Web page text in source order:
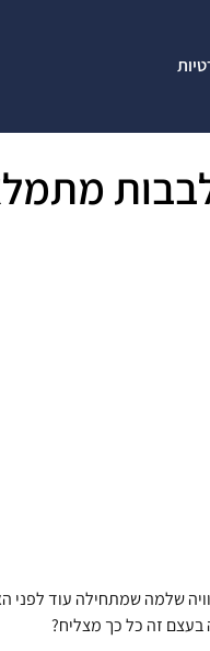
שלמה שמתחילה עוד לפני
בעצם זה כל כך מצליח?